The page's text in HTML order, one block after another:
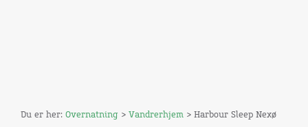
Du er her: Overnatning > Vandrerhjem > Harbour Sleep Nexø